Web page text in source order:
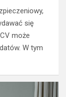
się
może
W tym